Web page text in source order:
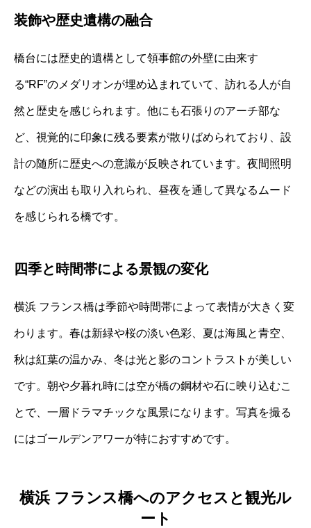
装飾や歴史遺構の融合
橋台には歴史的遺構として領事館の外壁に由来す
る“RF”のメダリオンが埋め込まれていて、訪れる人が自
然と歴史を感じられます。他にも石張りのアーチ部な
ど、視覚的に印象に残る要素が散りばめられており、設
計の随所に歴史への意識が反映されています。夜間照明
などの演出も取り入れられ、昼夜を通して異なるムード
を感じられる橋です。
四季と時間帯による景観の変化
横浜 フランス橋は季節や時間帯によって表情が大きく変
わります。春は新緑や桜の淡い色彩、夏は海風と青空、
秋は紅葉の温かみ、冬は光と影のコントラストが美しい
です。朝や夕暮れ時には空が橋の鋼材や石に映り込むこ
とで、一層ドラマチックな風景になります。写真を撮る
にはゴールデンアワーが特におすすめです。
横浜 フランス橋へのアクセスと観光ル
ート